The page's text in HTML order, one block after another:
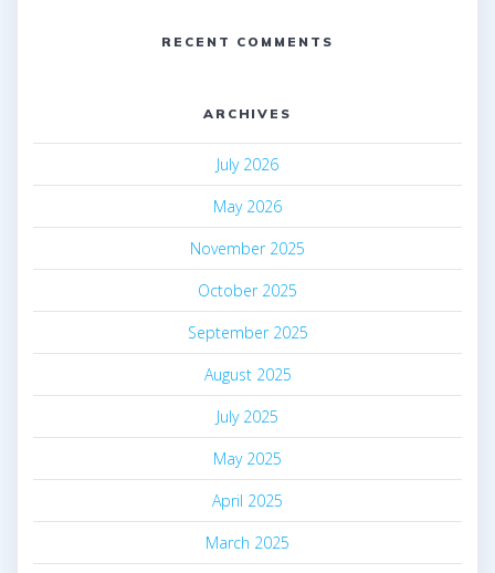
RECENT COMMENTS
ARCHIVES
July 2026
May 2026
November 2025
October 2025
September 2025
August 2025
July 2025
May 2025
April 2025
March 2025